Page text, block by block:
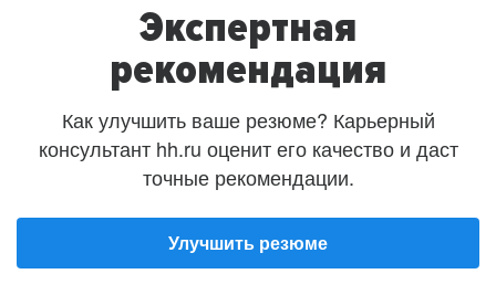
Экспертная
рекомендация
Как улучшить ваше резюме? Карьерный
консультант hh.ru оценит его качество и даст
точные рекомендации.
Улучшить резюме